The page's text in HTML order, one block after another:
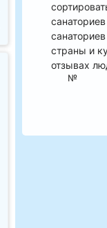
страны и
отзывах
№